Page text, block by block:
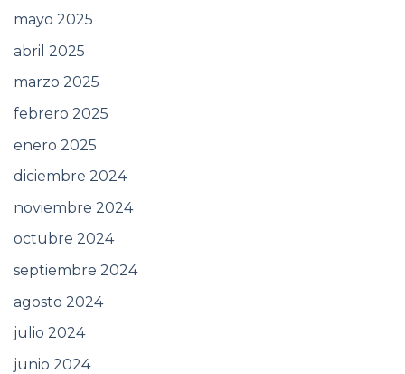
mayo 2025
abril 2025
marzo 2025
febrero 2025
enero 2025
diciembre 2024
noviembre 2024
octubre 2024
septiembre 2024
agosto 2024
julio 2024
junio 2024